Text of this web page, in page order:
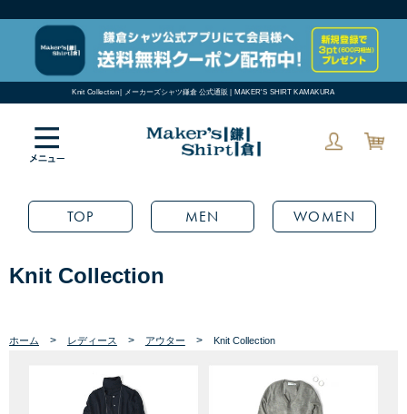
Knit Collection| メーカーズシャツ鎌倉 公式通販 | MAKER'S SHIRT KAMAKURA
TOP MEN WOMEN
Knit Collection
ホーム > レディース > アウター > Knit Collection